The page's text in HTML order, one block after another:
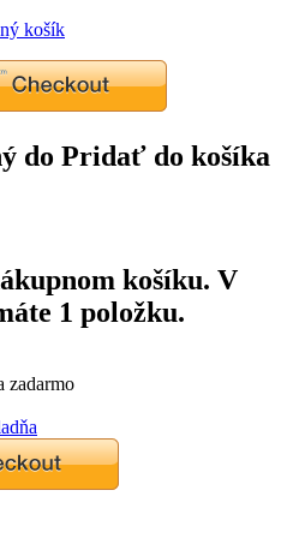
košík
do Pridať do košíka
košíku. V
1 položku.
zadarmo